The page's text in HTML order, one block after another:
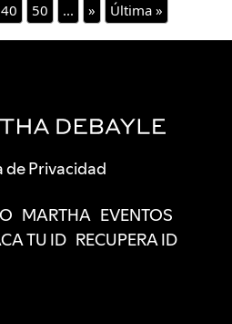
40 50 ... » Última »
de Privacidad
MARTHA EVENTOS
TU ID RECUPERA ID